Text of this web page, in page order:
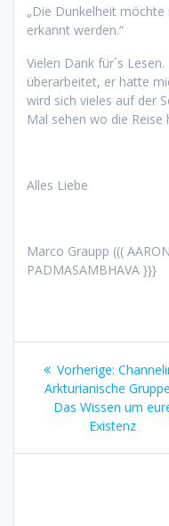
„Die Dunkelheit
erkannt werden.“
Vielen Dank für´s
überarbeitet, er hatte
wird sich vieles auf der
Mal sehen wo die Reise
Alles Liebe
Marco Graupp (((
PADMASAMBHAVA }}}
Vorherige:
Beitrag:
Arkturianische
Das Wissen um
Existenz